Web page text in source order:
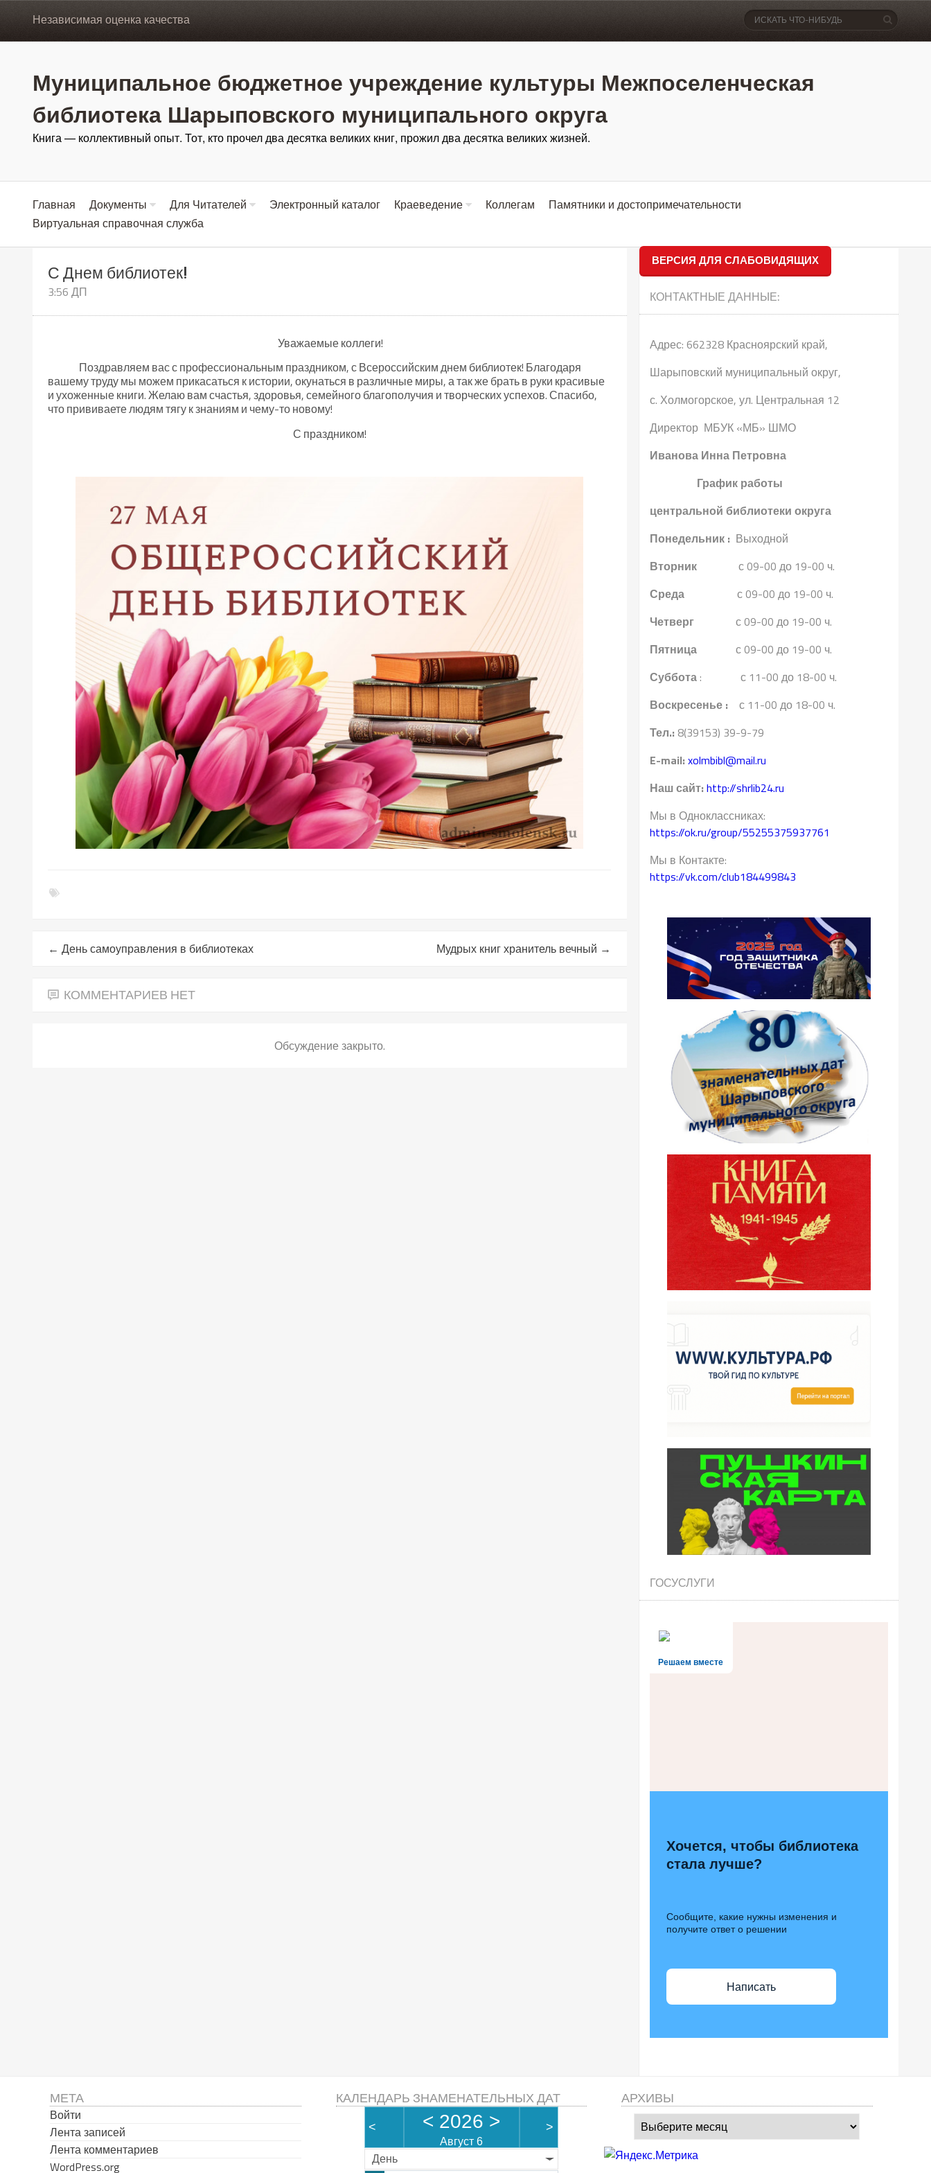
Независимая оценка качества
Муниципальное бюджетное учреждение культуры Межпоселенческая
библиотека Шарыповского муниципального округа
Книга — коллективный опыт. Тот, кто прочел два десятка великих книг, прожил два десятка великих жизней.
Главная Документы Для Читателей Электронный каталог Краеведение Коллегам
Памятники и достопримечательности
Виртуальная справочная служба
С Днем библиотек!
3:56 ДП
Уважаемые коллеги!
Поздравляем вас с профессиональным праздником, с Всероссийским днем библиотек! Благодаря
вашему труду мы можем прикасаться к истории, окунаться в различные миры, а так же брать в руки красивые
и ухоженные книги. Желаю вам счастья, здоровья, семейного благополучия и творческих успехов. Спасибо,
что прививаете людям тягу к знаниям и чему-то новому!
С праздником!
← День самоуправления в библиотеках Мудрых книг хранитель вечный →
КОММЕНТАРИЕВ НЕТ
Обсуждение закрыто.
ВЕРСИЯ ДЛЯ СЛАБОВИДЯЩИХ
КОНТАКТНЫЕ ДАННЫЕ:
Адрес: 662328 Красноярский край,
Шарыповский муниципальный округ,
с. Холмогорское, ул. Центральная 12
Директор МБУК «МБ» ШМО
Иванова Инна Петровна
График работы
центральной библиотеки округа
Понедельник : Выходной
Вторник с 09-00 до 19-00 ч.
Среда
с 09-00 до 19-00 ч.
Четверг
с 09-00 до 19-00 ч.
Пятница с 09-00 до 19-00 ч.
Суббота: с 11-00 до 18-00 ч.
Воскресенье : с 11-00 до 18-00 ч.
Тел.: 8(39153) 39-9-79
E-mail: xolmbibl@mail.ru
Наш сайт: http://shrlib24.ru
Мы в Одноклассниках:
https://ok.ru/group/55255375937761
Мы в Контакте:
https://vk.com/club184499843
ГОСУСЛУГИ
Решаем вместе
Хочется, чтобы библиотека
стала лучше?
Сообщите, какие нужны изменения и
получите ответ о решении
Написать
МЕТА
Войти
Лента записей
Лента комментариев
WordPress.org
КАЛЕНДАРЬ ЗНАМЕНАТЕЛЬНЫХ ДАТ
< < 2026 >
Август 6
>
День
АРХИВЫ
Архивы